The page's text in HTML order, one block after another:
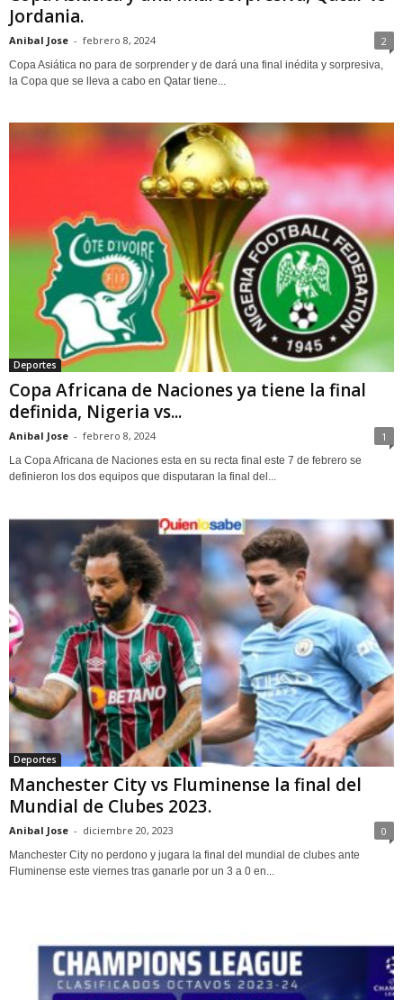
Jordania.
Anibal Jose - febrero 8, 2024 2
Copa Asiática no para de sorprender y de dará una final inédita y sorpresiva,
la Copa que se lleva a cabo en Qatar tiene...
Deportes
Copa Africana de Naciones ya tiene la final
definida, Nigeria vs...
Anibal Jose - febrero 8, 2024 1
La Copa Africana de Naciones esta en su recta final este 7 de febrero se
definieron los dos equipos que disputaran la final del...
Deportes
Manchester City vs Fluminense la final del
Mundial de Clubes 2023.
Anibal Jose - diciembre 20, 2023 0
Manchester City no perdono y jugara la final del mundial de clubes ante
Fluminense este viernes tras ganarle por un 3 a 0 en...